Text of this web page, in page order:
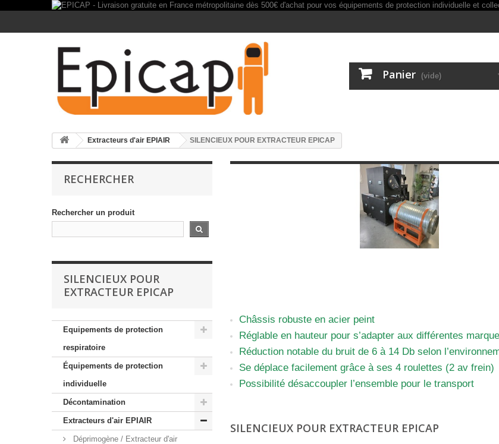
Panier (vide)
Extracteurs d'air EPIAIR SILENCIEUX POUR EXTRACTEUR EPICAP
RECHERCHER
Rechercher un produit
SILENCIEUX POUR
EXTRACTEUR EPICAP
Equipements de protection
respiratoire
Équipements de protection
individuelle
Décontamination
Extracteurs d'air EPIAIR
Déprimogène / Extracteur d'air
Châssis robuste en acier peint
Réglable en hauteur pour s’adapter aux différentes
Réduction notable du bruit de 6 à 14 Db selon
Se déplace facilement grâce à ses 4 roulettes (2 av frein)
Possibilité désaccoupler l’ensemble pour le transport
SILENCIEUX POUR EXTRACTEUR EPICAP